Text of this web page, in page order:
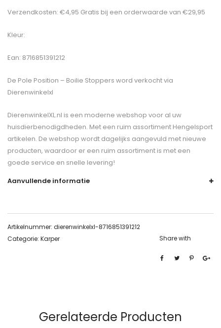
Verzendkosten: €4,95 Gratis bij een orderwaarde van €29,95
Kleur:
Ean: 8716851391212
De Pole Position – Boilie Stoppers word verkocht via
Dierenwinkelxl
DierenwinkelXL.nl is een moderne webshop voor al uw
huisdierbenodigdheden. Met een ruim assortiment Hengelsport
artikelen. De webshop wordt dagelijks aangevuld met nieuwe
producten, waardoor er een ruim assortiment is met een
goede service en snelle levering!
Aanvullende informatie
Artikelnummer: dierenwinkelxl-8716851391212
Categorie: Karper Share with
Gerelateerde Producten